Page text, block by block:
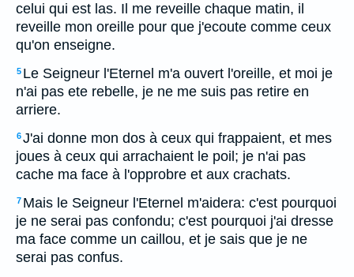
celui qui est las. Il me reveille chaque matin, il
reveille mon oreille pour que j'ecoute comme ceux
qu'on enseigne.
5 Le Seigneur l'Eternel m'a ouvert l'oreille, et moi je
n'ai pas ete rebelle, je ne me suis pas retire en
arriere.
6J'ai donne mon dos à ceux qui frappaient, et mes
joues à ceux qui arrachaient le poil; je n'ai pas
cache ma face à l'opprobre et aux crachats.
7 Mais le Seigneur l'Eternel m'aidera: c'est pourquoi
je ne serai pas confondu; c'est pourquoi j'ai dresse
ma face comme un caillou, et je sais que je ne
serai pas confus.